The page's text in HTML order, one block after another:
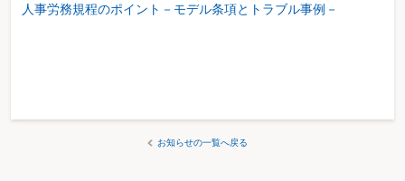
人事労務規程のポイント－モデル条項とトラブル事例－
お知らせの一覧へ戻る